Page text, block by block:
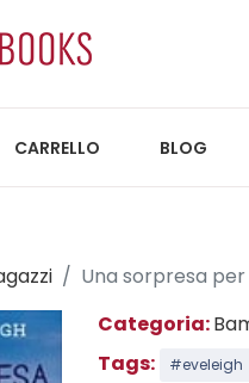
CARRELLO BLOG
Una sorpresa
Categoria:
Tags:
#eveleigh